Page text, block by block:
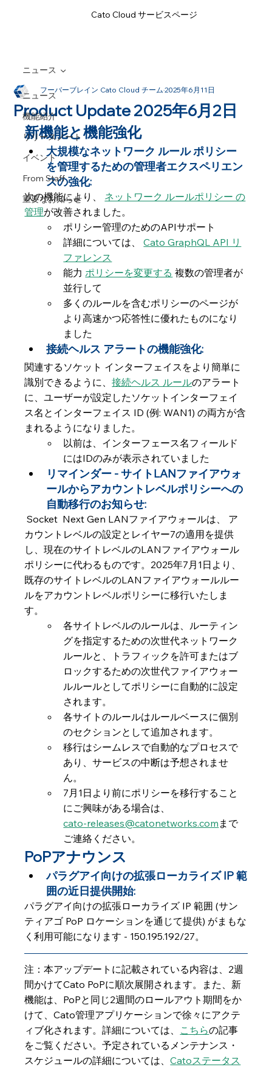
Cato Cloud サービスページ
ニュース
機能紹介
リリースノート
イベント
From Staff
重要なお知らせ
ニュース
Product Update 2025年6月2日
フーバーブレイン Cato Cloud チーム2025年6月11日
新機能と機能強化
大規模なネットワーク ルール ポリシー
を管理するための管理者エクスペリエン
スの強化:
次の機能により、 ネットワーク ルールポリシー の
管理が改善されました。
ポリシー管理のためのAPIサポート
詳細については、 Cato GraphQL API リ
ファレンス
能力 ポリシーを変更する 複数の管理者が
並行して
多くのルールを含むポリシーのページが
より高速かつ応答性に優れたものになり
ました
接続ヘルス アラートの機能強化:
関連するソケット インターフェイスをより簡単に
識別できるように、接続ヘルス ルールのアラート
に、ユーザーが設定したソケットインターフェイ
ス名とインターフェイス ID (例: WAN1) の両方が含
まれるようになりました。
以前は、インターフェース名フィールド
にはIDのみが表示されていました
リマインダー - サイトLANファイアウォ
ールからアカウントレベルポリシーへの
自動移行のお知らせ:
Socket  Next Gen LANファイアウォールは、 ア
カウントレベルの設定とレイヤー7の適用を提供
し、現在のサイトレベルのLANファイアウォール
ポリシーに代わるものです。2025年7月1日より、
既存のサイトレベルのLANファイアウォールルー
ルをアカウントレベルポリシーに移行いたしま
す。
各サイトレベルのルールは、ルーティン
グを指定するための次世代ネットワーク
ルールと、トラフィックを許可またはブ
ロックするための次世代ファイアウォー
ルルールとしてポリシーに自動的に設定
されます。
各サイトのルールはルールベースに個別
のセクションとして追加されます。
移行はシームレスで自動的なプロセスで
あり、サービスの中断は予想されませ
ん。
7月1日より前にポリシーを移行すること
にご興味がある場合は、
cato-releases@catonetworks.com まで
ご連絡ください。
PoPアナウンス
パラグアイ向けの拡張ローカライズ IP 範
囲の近日提供開始:
パラグアイ向けの拡張ローカライズ IP 範囲 (サン
ティアゴ PoP ロケーションを通じて提供) がまもな
く利用可能になります - 150.195.192/27。
注：本アップデートに記載されている内容は、2週
間かけてCato PoPに順次展開されます。また、新
機能は、PoPと同じ2週間のロールアウト期間をか
けて、Cato管理アプリケーションで徐々にアクテ
ィブ化されます。詳細については、 こちらの記事
をご覧ください。予定されているメンテナンス・
スケジュールの詳細については、Catoステータス